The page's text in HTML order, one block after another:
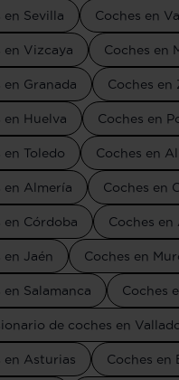
en Sevilla Coches en
en Vizcaya Coches en
en Granada Coches en
en Huelva Coches en
en Toledo Coches en
en Almería Coches en
en Córdoba Coches en
en Jaén Coches en
en Salamanca Coches
de coches en
en Asturias Coches en